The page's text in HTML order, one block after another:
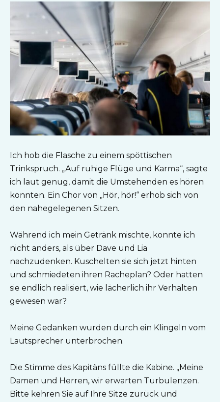
Ich hob die Flasche zu einem spöttischen
Trinkspruch. „Auf ruhige Flüge und Karma“, sagte
ich laut genug, damit die Umstehenden es hören
konnten. Ein Chor von „Hör, hör!“ erhob sich von
den nahegelegenen Sitzen.
Während ich mein Getränk mischte, konnte ich
nicht anders, als über Dave und Lia
nachzudenken. Kuschelten sie sich jetzt hinten
und schmiedeten ihren Racheplan? Oder hatten
sie endlich realisiert, wie lächerlich ihr Verhalten
gewesen war?
Meine Gedanken wurden durch ein Klingeln vom
Lautsprecher unterbrochen.
Die Stimme des Kapitäns füllte die Kabine. „Meine
Damen und Herren, wir erwarten Turbulenzen.
Bitte kehren Sie auf Ihre Sitze zurück und